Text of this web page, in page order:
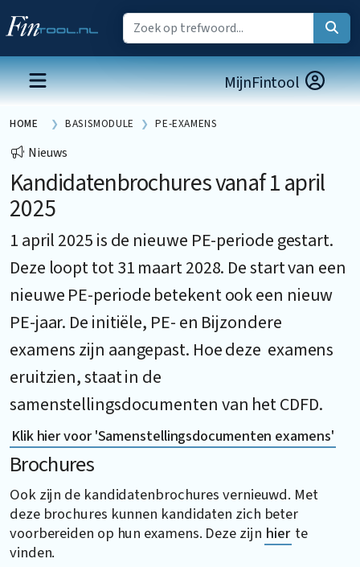
MijnFintool
HOME BASISMODULE PE-EXAMENS
Nieuws
Kandidatenbrochures vanaf 1 april
2025
1 april 2025 is de nieuwe PE-periode gestart.
Deze loopt tot 31 maart 2028. De start van een
nieuwe PE-periode betekent ook een nieuw
PE-jaar. De initiële, PE- en Bijzondere
examens zijn aangepast. Hoe deze examens
eruitzien, staat in de
samenstellingsdocumenten van het CDFD.
Klik hier voor 'Samenstellingsdocumenten examens'
Brochures
Ook zijn de kandidatenbrochures vernieuwd. Met
deze brochures kunnen kandidaten zich beter
voorbereiden op hun examens. Deze zijn hier te
vinden.